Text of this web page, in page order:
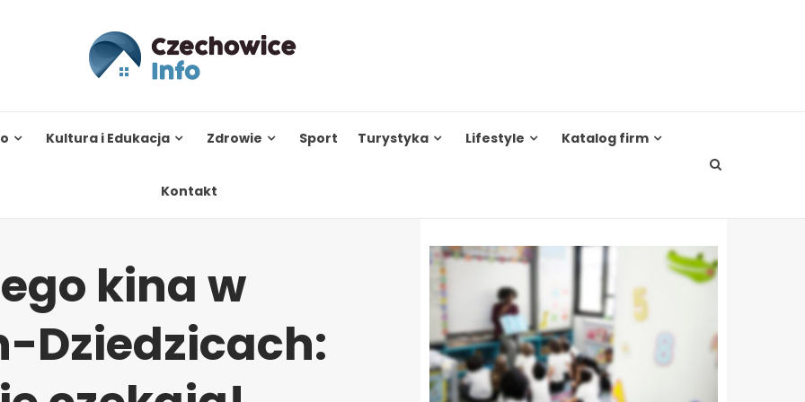
Kultura i Edukacja Zdrowie Sport Turystyka Lifestyle Katalog firm
Kontakt
kina w
Dziedzicach: